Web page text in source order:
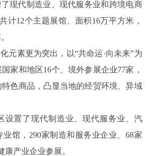
代制造业、现代服务业和跨境电商
计12个主题展馆、面积16万平方米，
素更为突出，以“共命运·向未来”为
家和地区16个、境外参展企业77家，
色商品，凸显当地的经贸环境、异域
置了现代制造业、现代服务业、汽
业馆，290家制造和服务业企业、68家
康产业企业参展。